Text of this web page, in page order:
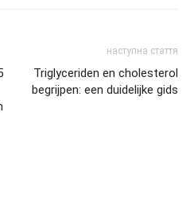
наступна стаття
Triglyceriden en cholesterol
begrijpen: een duidelijke gids